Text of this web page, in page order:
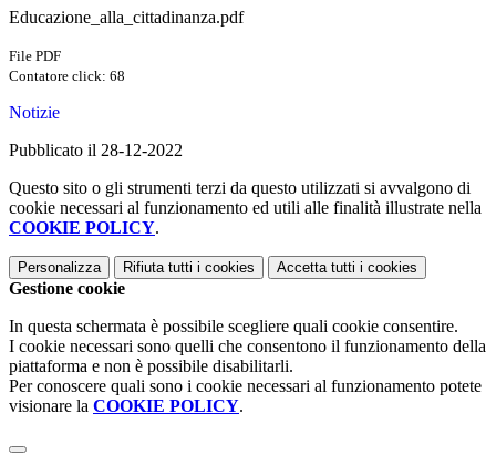
Educazione_alla_cittadinanza.pdf
File PDF
Contatore click: 68
Notizie
Pubblicato il 28-12-2022
Questo sito o gli strumenti terzi da questo utilizzati si avvalgono di
cookie necessari al funzionamento ed utili alle finalità illustrate nella
COOKIE POLICY.
Personalizza Rifiuta tutti i cookies Accetta tutti i cookies
Gestione cookie
In questa schermata è possibile scegliere quali cookie consentire.
I cookie necessari sono quelli che consentono il funzionamento della
piattaforma e non è possibile disabilitarli.
Per conoscere quali sono i cookie necessari al funzionamento potete
visionare la COOKIE POLICY.